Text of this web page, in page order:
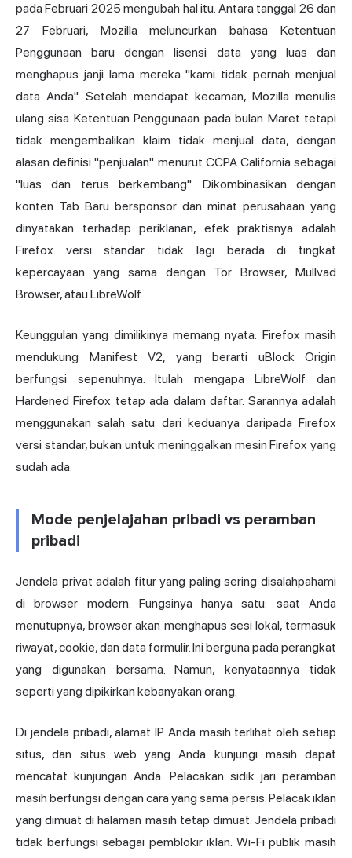
pada Februari 2025 mengubah hal itu. Antara tanggal 26 dan
27 Februari, Mozilla meluncurkan bahasa Ketentuan
Penggunaan baru dengan lisensi data yang luas dan
menghapus janji lama mereka "kami tidak pernah menjual
data Anda". Setelah mendapat kecaman, Mozilla menulis
ulang sisa Ketentuan Penggunaan pada bulan Maret tetapi
tidak mengembalikan klaim tidak menjual data, dengan
alasan definisi "penjualan" menurut CCPA California sebagai
"luas dan terus berkembang". Dikombinasikan dengan
konten Tab Baru bersponsor dan minat perusahaan yang
dinyatakan terhadap periklanan, efek praktisnya adalah
Firefox versi standar tidak lagi berada di tingkat
kepercayaan yang sama dengan Tor Browser, Mullvad
Browser, atau LibreWolf.
Keunggulan yang dimilikinya memang nyata: Firefox masih
mendukung Manifest V2, yang berarti uBlock Origin
berfungsi sepenuhnya. Itulah mengapa LibreWolf dan
Hardened Firefox tetap ada dalam daftar. Sarannya adalah
menggunakan salah satu dari keduanya daripada Firefox
versi standar, bukan untuk meninggalkan mesin Firefox yang
sudah ada.
Mode penjelajahan pribadi vs peramban
pribadi
Jendela privat adalah fitur yang paling sering disalahpahami
di browser modern. Fungsinya hanya satu: saat Anda
menutupnya, browser akan menghapus sesi lokal, termasuk
riwayat, cookie, dan data formulir. Ini berguna pada perangkat
yang digunakan bersama. Namun, kenyataannya tidak
seperti yang dipikirkan kebanyakan orang.
Di jendela pribadi, alamat IP Anda masih terlihat oleh setiap
situs, dan situs web yang Anda kunjungi masih dapat
mencatat kunjungan Anda. Pelacakan sidik jari peramban
masih berfungsi dengan cara yang sama persis. Pelacak iklan
yang dimuat di halaman masih tetap dimuat. Jendela pribadi
tidak berfungsi sebagai pemblokir iklan. Wi-Fi publik masih